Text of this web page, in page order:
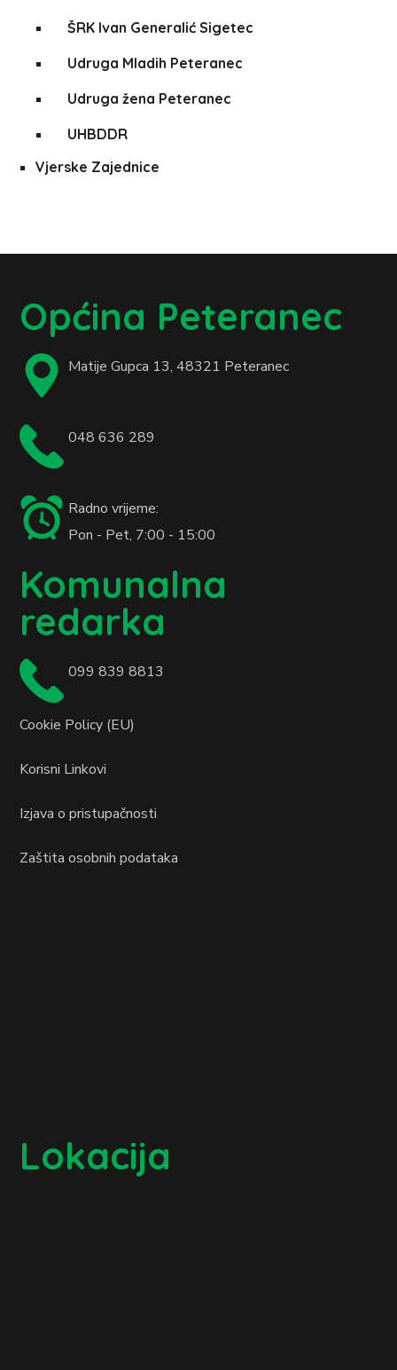
ŠRK Ivan Generalić Sigetec
Udruga Mladih Peteranec
Udruga žena Peteranec
UHBDDR
Vjerske Zajednice
Općina Peteranec
Matije Gupca 13,48321 Peteranec
048 636 289
Radno vrijeme:
Pon - Pet, 7:00 - 15:00
Komunalna
redarka
099 839 8813
Cookie Policy (EU)
Korisni Linkovi
Izjava o pristupačnosti
Zaštita osobnih podataka
Lokacija